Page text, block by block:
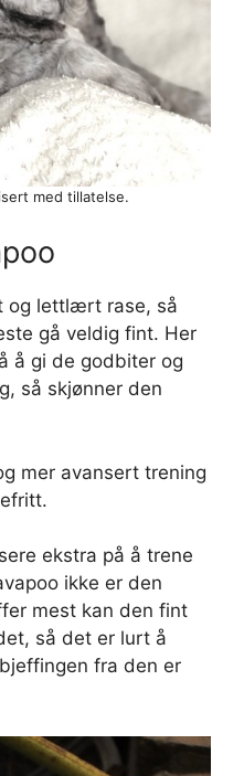
med tillatelse.
og lettlært rase, så
gå veldig fint. Her
å gi de godbiter og
så skjønner den
mer avansert trening
ekstra på å trene
ikke er den
mest kan den fint
så det er lurt å
fra den er